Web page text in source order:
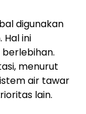
digunakan
ini
menurut
air tawar
lain.